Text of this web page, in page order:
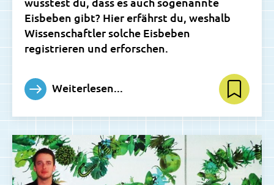
Eisbeben gibt? Hier erfährst du, weshalb
Wissenschaftler solche Eisbeben
registrieren und erforschen.
Weiterlesen...